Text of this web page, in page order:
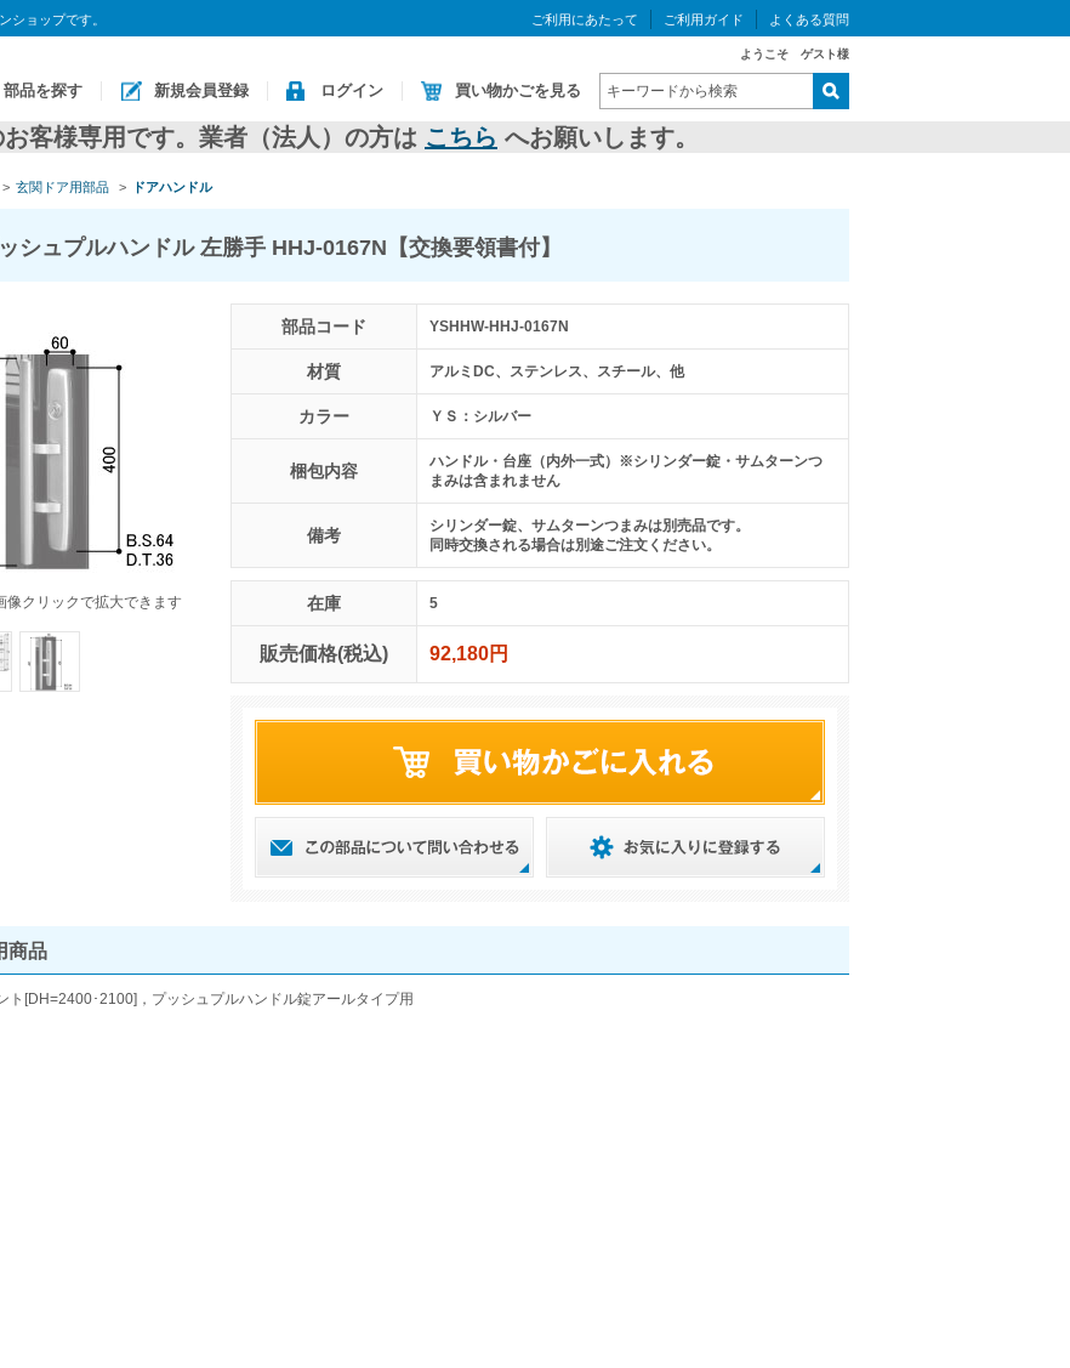
ショップです。 ご利用にあたって ご利用ガイド よくある質問
ようこそ ゲスト様
部品を探す 新規会員登録 ログイン 買い物かごを見る
客様専用です。業者（法人）の方は こちら へお願いします。
> 玄関ドア用部品 > ドアハンドル
シュプルハンドル 左勝手 HHJ-0167N【交換要領書付】
像クリックで拡大できます
部品コード YSHHW-HHJ-0167N
材質 アルミDC、ステンレス、スチール、他
カラー ＹＳ：シルバー
梱包内容
ハンドル・台座（内外一式）※シリンダー錠・サムターンつ
まみは含まれません
備考
シリンダー錠、サムターンつまみは別売品です。
同時交換される場合は別途ご注文ください。
在庫 5
販売価格(税込) 92,180円
商品
ト[DH=2400･2100]，プッシュプルハンドル錠アールタイプ用